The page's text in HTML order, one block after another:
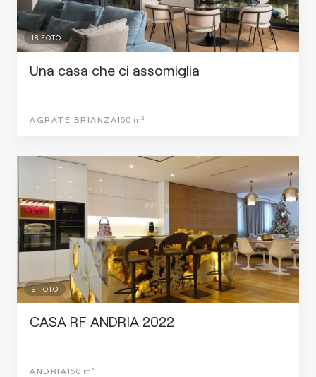
18 FOTO
Una casa che ci assomiglia
AGRATE BRIANZA150 m²
9 FOTO
CASA RF ANDRIA 2022
ANDRIA150 m²